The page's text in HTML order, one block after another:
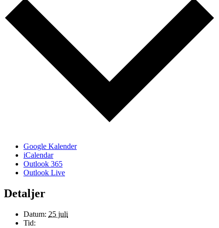
Google Kalender
iCalendar
Outlook 365
Outlook Live
Detaljer
Datum: 25 juli
Tid: